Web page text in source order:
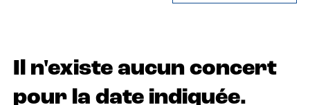
Il n'existe aucun concert
pour la date indiquée.